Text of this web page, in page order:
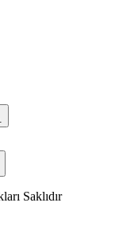
Saklıdır